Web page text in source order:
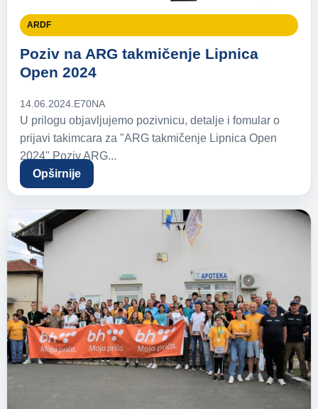
ARDF
Poziv na ARG takmičenje Lipnica
Open 2024
14.06.2024.E70NA
U prilogu objavljujemo pozivnicu, detalje i fomular o
prijavi takimcara za "ARG takmičenje Lipnica Open
2024" Poziv ARG...
Opširnije